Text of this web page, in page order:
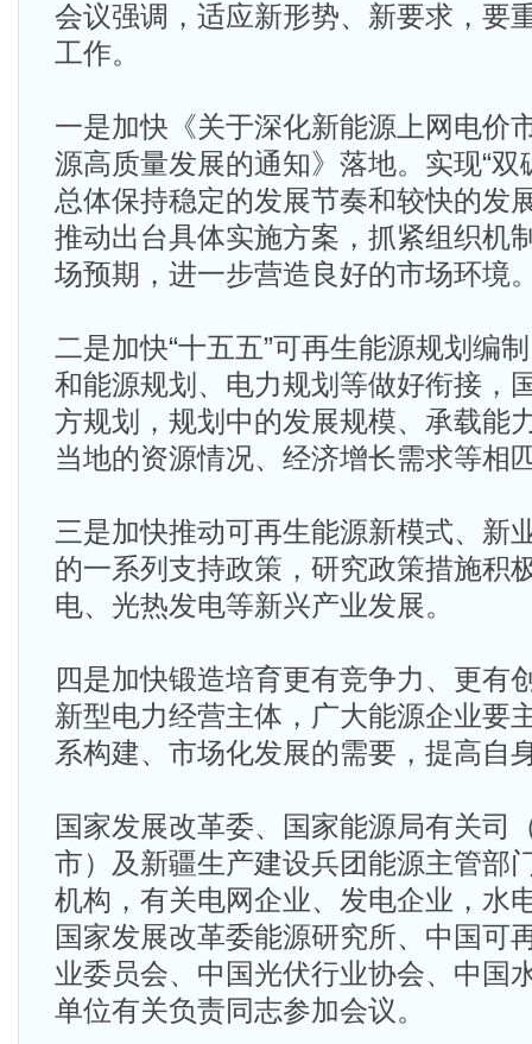
会议强调，适应新形势、新要求，要
工作。
一是加快《关于深化新能源上网电价
源高质量发展的通知》落地。实现“双
总体保持稳定的发展节奏和较快的发
推动出台具体实施方案，抓紧组织机
场预期，进一步营造良好的市场环境
二是加快“十五五”可再生能源规划编
和能源规划、电力规划等做好衔接，
方规划，规划中的发展规模、承载能
当地的资源情况、经济增长需求等相
三是加快推动可再生能源新模式、新
的一系列支持政策，研究政策措施积
电、光热发电等新兴产业发展。
四是加快锻造培育更有竞争力、更有
新型电力经营主体，广大能源企业要
系构建、市场化发展的需要，提高自
国家发展改革委、国家能源局有关司
市）及新疆生产建设兵团能源主管部
机构，有关电网企业、发电企业，水
国家发展改革委能源研究所、中国可
业委员会、中国光伏行业协会、中国
单位有关负责同志参加会议。